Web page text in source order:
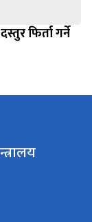
फिर्ता गर्ने